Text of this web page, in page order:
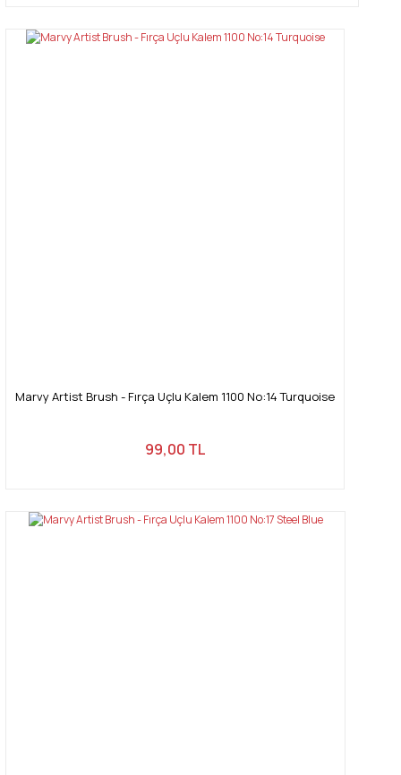
Marvy Artist Brush - Fırça Uçlu Kalem 1100 No:14 Turquoise
99,00 TL